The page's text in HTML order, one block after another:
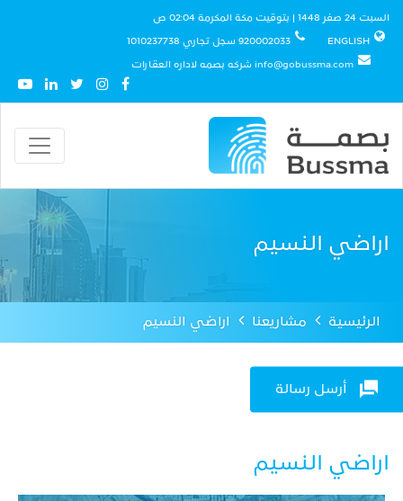
السبت 24 صفر 1448 | بتوقيت مكة المكرمة 02:04 ص
ENGLISH 920002033 سجل تجاري 1010237738
info@gobussma.com شركه بصمه لاداره العقارات
اراضي النسيم
الرئيسية مشاريعنا اراضي النسيم
أرسل رسالة
اراضي النسيم